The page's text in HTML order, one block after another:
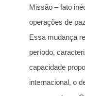
Missão – fato
operações de
Essa mudança
período,
capacidade
internacional, o